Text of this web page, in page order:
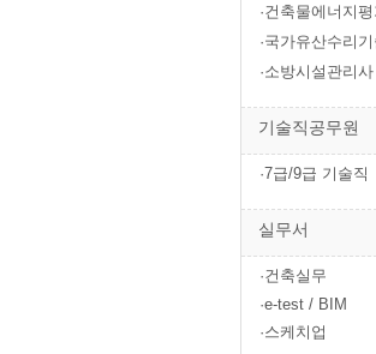
·건축물에너지
·국가유산수리
·소방시설관리사
기술직공무원
·7급/9급 기술직
실무서
·건축실무
·e-test / BIM
·스케치업